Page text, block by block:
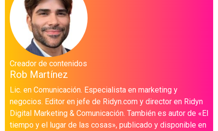
Creador de contenidos
Rob Martínez
Lic. en Comunicación. Especialista en marketing y
negocios. Editor en jefe de Ridyn.com y director en Ridyn
Digital Marketing & Comunicación. También es autor de «El
tiempo y el lugar de las cosas», publicado y disponible en